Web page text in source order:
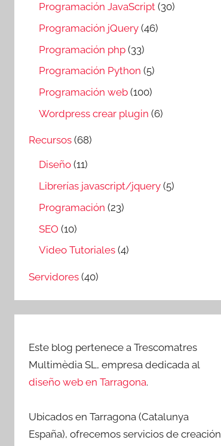
Programación JavaScript (30)
Programación jQuery (46)
Programación php (33)
Programación Python (5)
Programación web (100)
Wordpress crear plugin (6)
Recursos (68)
Diseño (11)
Librerías javascript/jquery (5)
Programación (23)
SEO (10)
Video Tutoriales (4)
Servidores (40)
Este blog pertenece a Trescomatres
Multimèdia SL, empresa dedicada al
diseño web en Tarragona.
Ubicados en Tarragona (Catalunya
España), ofrecemos servicios de creación